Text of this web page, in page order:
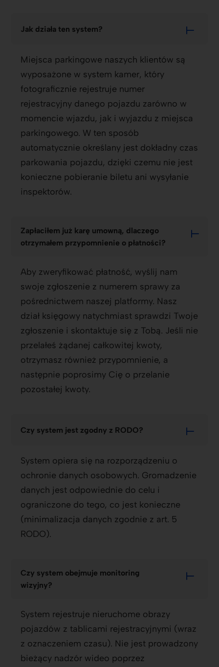
Jak działa ten system?
Miejsca parkingowe naszych klientów są
wyposażone w system kamer, który
fotograficznie rejestruje numer
rejestracyjny danego pojazdu zarówno w
momencie wjazdu, jak i wyjazdu z miejsca
parkingowego. W ten sposób
automatycznie określany jest dokładny czas
parkowania pojazdu, dzięki czemu nie jest
konieczne pobieranie biletu ani wysyłanie
inspektorów.
Zapłaciłem już karę umowną, dlaczego
otrzymałem przypomnienie o płatności?
Aby zweryfikować płatność, wyślij nam
swoje zgłoszenie z numerem sprawy za
pośrednictwem naszej platformy. Nasz
dział księgowy natychmiast sprawdzi Twoje
zgłoszenie i skontaktuje się z Tobą. Jeśli nie
przelałeś żądanej całkowitej kwoty,
otrzymasz również przypomnienie, a
następnie poprosimy Cię o przelanie
pozostałej kwoty.
Czy system jest zgodny z RODO?
System opiera się na rozporządzeniu o
ochronie danych osobowych. Gromadzenie
danych jest odpowiednie do celu i
ograniczone do tego, co jest konieczne
(minimalizacja danych zgodnie z art. 5
RODO).
Czy system obejmuje monitoring
wizyjny?
System rejestruje nieruchome obrazy
pojazdów z tablicami rejestracyjnymi (wraz
z oznaczeniem czasu). Nie jest prowadzony
bieżący nadzór wideo poprzez